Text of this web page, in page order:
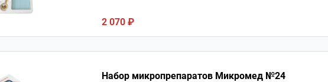
2 070 ₽
Набор микропрепаратов Микромед №24